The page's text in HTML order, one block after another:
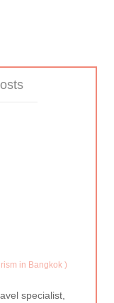
in Bangkok )
specialist,